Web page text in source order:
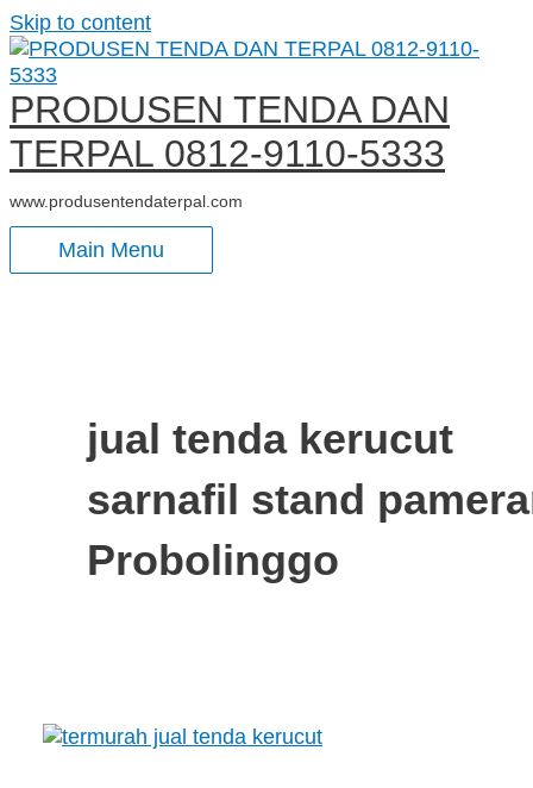
Skip to content
PRODUSEN TENDA DAN
TERPAL 0812-9110-5333
www.produsentendaterpal.com
Main Menu
jual tenda kerucut
sarnafil stand
Probolinggo